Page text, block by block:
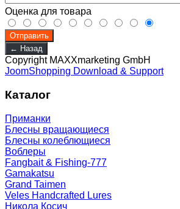
Оценка для товара
Copyright MAXXmarketing GmbH
JoomShopping Download & Support
Каталог
Приманки
Блесны вращающиеся
Блесны колеблющиеся
Воблеры
Fangbait & Fishing-777
Gamakatsu
Grand Taimen
Veles Handcrafted Lures
Никола Косич